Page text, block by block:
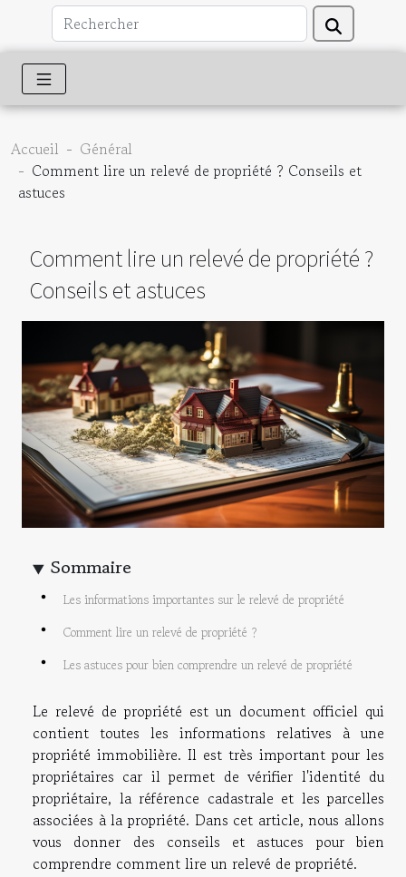
Accueil
Général
Comment lire un relevé de propriété ? Conseils et
astuces
Comment lire un relevé de propriété ?
Conseils et astuces
Sommaire
Les informations importantes sur le relevé de propriété
Comment lire un relevé de propriété ?
Les astuces pour bien comprendre un relevé de propriété
Le relevé de propriété est un document officiel qui
contient toutes les informations relatives à une
propriété immobilière. Il est très important pour les
propriétaires car il permet de vérifier l'identité du
propriétaire, la référence cadastrale et les parcelles
associées à la propriété. Dans cet article, nous allons
vous donner des conseils et astuces pour bien
comprendre comment lire un relevé de propriété.